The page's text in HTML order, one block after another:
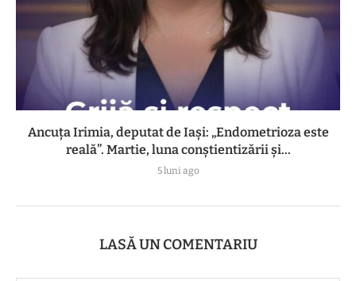
Ancuța Irimia, deputat de Iași: „Endometrioza este
reală”. Martie, luna conștientizării și...
5 luni ago
LASĂ UN COMENTARIU